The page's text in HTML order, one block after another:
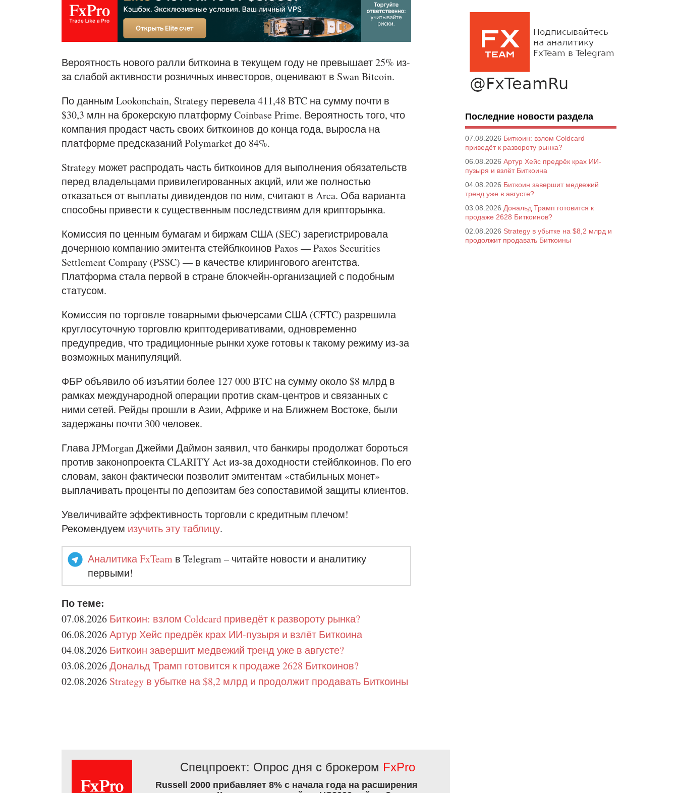
Вероятность нового ралли биткоина в текущем году не превышает 25% из-
за слабой активности розничных инвесторов, оценивают в Swan Bitcoin.
По данным Lookonchain, Strategy перевела 411,48 BTC на сумму почти в
$30,3 млн на брокерскую платформу Coinbase Prime. Вероятность того, что
компания продаст часть своих биткоинов до конца года, выросла на
платформе предсказаний Polymarket до 84%.
Strategy может распродать часть биткоинов для выполнения обязательств
перед владельцами привилегированных акций, или же полностью
отказаться от выплаты дивидендов по ним, считают в Arca. Оба варианта
способны привести к существенным последствиям для крипторынка.
Комиссия по ценным бумагам и биржам США (SEC) зарегистрировала
дочернюю компанию эмитента стейблкоинов Paxos — Paxos Securities
Settlement Company (PSSC) — в качестве клирингового агентства.
Платформа стала первой в стране блокчейн-организацией с подобным
статусом.
Комиссия по торговле товарными фьючерсами США (CFTC) разрешила
круглосуточную торговлю криптодеривативами, одновременно
предупредив, что традиционные рынки хуже готовы к такому режиму из-за
возможных манипуляций.
ФБР объявило об изъятии более 127 000 BTC на сумму около $8 млрд в
рамках международной операции против скам-центров и связанных с
ними сетей. Рейды прошли в Азии, Африке и на Ближнем Востоке, были
задержаны почти 300 человек.
Глава JPMorgan Джейми Даймон заявил, что банкиры продолжат бороться
против законопроекта CLARITY Act из-за доходности стейблкоинов. По его
словам, закон фактически позволит эмитентам «стабильных монет»
выплачивать проценты по депозитам без сопоставимой защиты клиентов.
Увеличивайте эффективность торговли с кредитным плечом!
Рекомендуем изучить эту таблицу.
Аналитика FxTeam в Telegram – читайте новости и аналитику
первыми!
По теме:
07.08.2026 Биткоин: взлом Coldcard приведёт к развороту рынка?
06.08.2026Артур Хейс предрёк крах ИИ-пузыря и взлёт Биткоина
04.08.2026 Биткоин завершит медвежий тренд уже в августе?
03.08.2026Дональд Трамп готовится к продаже 2628 Биткоинов?
02.08.2026 Strategy в убытке на $8,2 млрд и продолжит продавать Биткоины
Спецпроект: Опрос дня с брокером FxPro
Russell 2000 прибавляет 8% с начала года на расширения
Последние новости раздела
07.08.2026 Биткоин: взлом Coldcard
приведёт к развороту рынка?
06.08.2026 Артур Хейс предрёк крах ИИ-
пузыря и взлёт Биткоина
04.08.2026 Биткоин завершит медвежий
тренд уже в августе?
03.08.2026 Дональд Трамп готовится к
продаже 2628 Биткоинов?
02.08.2026 Strategy в убытке на $8,2 млрд и
продолжит продавать Биткоины